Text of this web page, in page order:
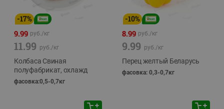
-17%
9.99 руб./кг
11.99 руб./кг
Колбаса Свиная
полуфабрикат, охлажд
фасовка:0,5-0,7кг
-10%
8.99 руб./кг
9.99 руб./кг
Перец желтый Беларусь
фасовка: 0,3-0,7кг